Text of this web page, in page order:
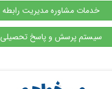
خدمات مشاوره مدیریت رابطه
سیستم پرسش و پاسخ تحصیلی